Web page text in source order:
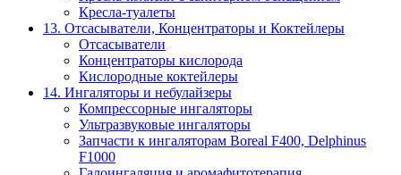
Кресла-туалеты
13. Отсасыватели, Концентраторы и Коктейлеры
Отсасыватели
Концентраторы кислорода
Кислородные коктейлеры
14. Ингаляторы и небулайзеры
Компрессорные ингаляторы
Ультразвуковые ингаляторы
Запчасти к ингаляторам Boreal F400, Delphinus
F1000